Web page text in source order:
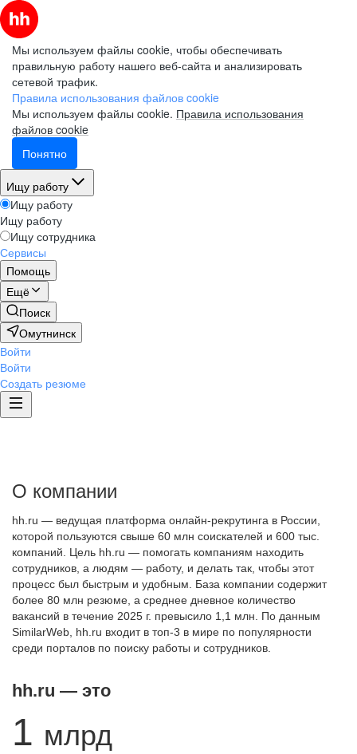
Мы используем файлы cookie, чтобы обеспечивать
правильную работу нашего веб-сайта и анализировать
сетевой трафик.
Правила использования файлов cookie
Мы используем файлы cookie. Правила использования
файлов cookie
Понятно
Ищу работу
Ищу работу
Ищу работу
Ищу сотрудника
Сервисы
Помощь
Ещё
Поиск
Омутнинск
Войти
Войти
Создать резюме
О компании
hh.ru — ведущая платформа онлайн-рекрутинга в России,
которой пользуются свыше 60 млн соискателей и 600 тыс.
компаний. Цель hh.ru — помогать компаниям находить
сотрудников, а людям — работу, и делать так, чтобы этот
процесс был быстрым и удобным. База компании содержит
более 80 млн резюме, а среднее дневное количество
вакансий в течение 2025 г. превысило 1,1 млн. По данным
SimilarWeb, hh.ru входит в топ-3 в мире по популярности
среди порталов по поиску работы и сотрудников.
hh.ru — это
1 млрд